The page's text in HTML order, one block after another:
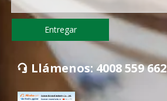
Entregar
 Llámenos: 4008 559 662